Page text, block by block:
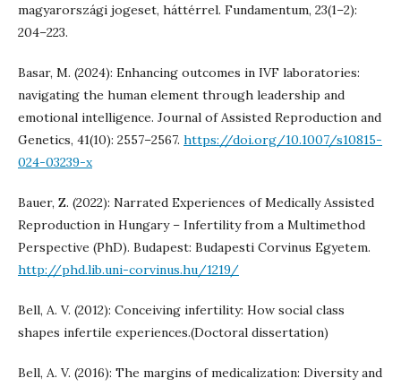
magyarországi jogeset, háttérrel. Fundamentum, 23(1–2):
204–223.
Basar, M. (2024): Enhancing outcomes in IVF laboratories:
navigating the human element through leadership and
emotional intelligence. Journal of Assisted Reproduction and
Genetics, 41(10): 2557–2567. https://doi.org/10.1007/s10815-
024-03239-x
Bauer, Z. (2022): Narrated Experiences of Medically Assisted
Reproduction in Hungary – Infertility from a Multimethod
Perspective (PhD). Budapest: Budapesti Corvinus Egyetem.
http://phd.lib.uni-corvinus.hu/1219/
Bell, A. V. (2012): Conceiving infertility: How social class
shapes infertile experiences.(Doctoral dissertation)
Bell, A. V. (2016): The margins of medicalization: Diversity and